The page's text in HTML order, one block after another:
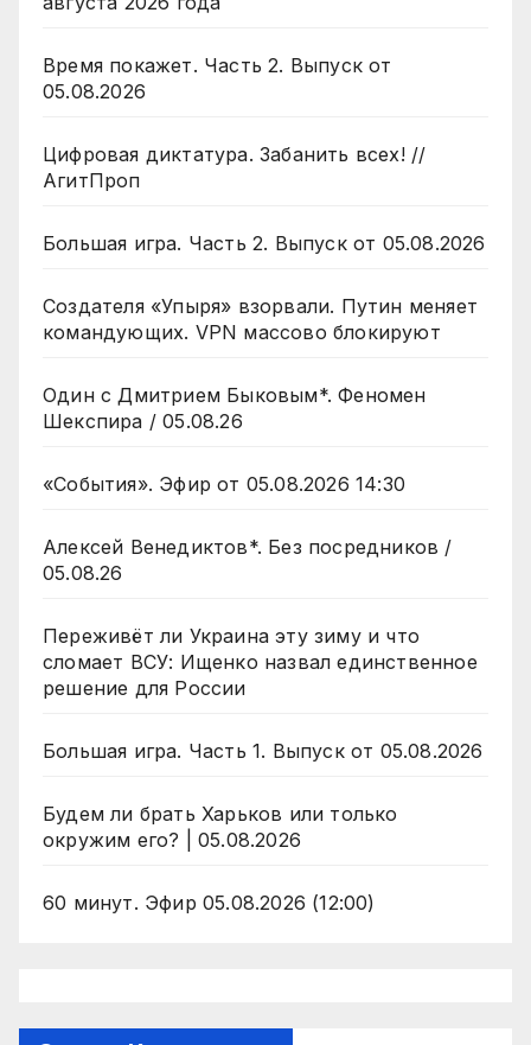
Время покажет. Часть 2. Выпуск от
05.08.2026
Цифровая диктатура. Забанить всех! //
АгитПроп
Большая игра. Часть 2. Выпуск от 05.08.2026
Создателя «Упыря» взорвали. Путин меняет
командующих. VPN массово блокируют
Один с Дмитрием Быковым*. Феномен
Шекспира / 05.08.26
«События». Эфир от 05.08.2026 14:30
Алексей Венедиктов*. Без посредников /
05.08.26
Переживёт ли Украина эту зиму и что
сломает ВСУ: Ищенко назвал единственное
решение для России
Большая игра. Часть 1. Выпуск от 05.08.2026
Будем ли брать Харьков или только
окружим его? | 05.08.2026
60 минут. Эфир 05.08.2026 (12:00)